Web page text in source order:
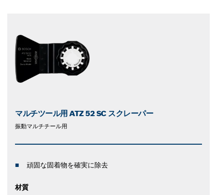
マルチツール用 ATZ 52 SC スクレーパー
振動マルチチール用
頑固な固着物を確実に除去
材質